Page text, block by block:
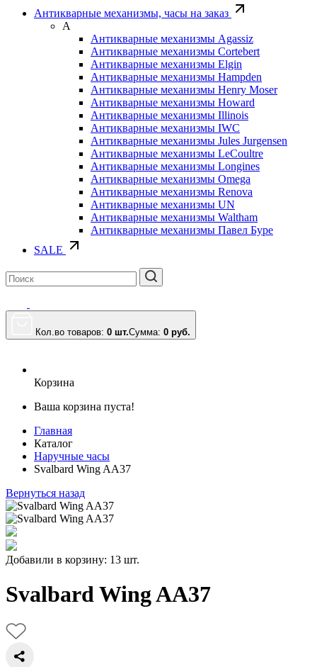
Антикварные механизмы, часы на заказ
А
Антикварные механизмы Agassiz
Антикварные механизмы Cortebert
Антикварные механизмы Elgin
Антикварные механизмы Hampden
Антикварные механизмы Henry Moser
Антикварные механизмы Howard
Антикварные механизмы Illinois
Антикварные механизмы IWC
Антикварные механизмы Jules Jurgensen
Антикварные механизмы LeCoultre
Антикварные механизмы Longines
Антикварные механизмы Omega
Антикварные механизмы Renova
Антикварные механизмы UN
Антикварные механизмы Waltham
Антикварные механизмы Павел Буре
SALE
Кол.во товаров: 0 шт.Сумма: 0 руб.
Корзина
Ваша корзина пуста!
Главная
Каталог
Наручные часы
Svalbard Wing AA37
Вернуться назад
Добавили в корзину: 13 шт.
Svalbard Wing AA37